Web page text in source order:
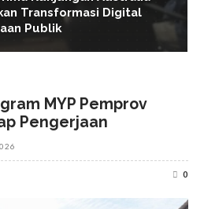
Penguatan Ekonomi
MYP Pemprov
Pengerjaan
0